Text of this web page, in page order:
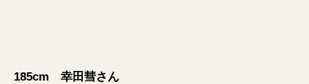
185cm 幸田彗さん